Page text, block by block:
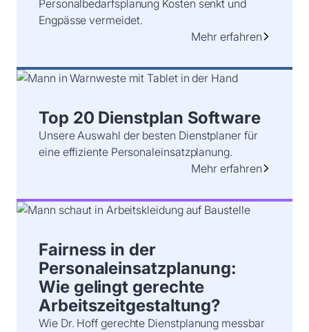
Personalbedarfsplanung Kosten senkt und
Engpässe vermeidet.
Mehr erfahren
Top 20 Dienstplan Software
Unsere Auswahl der besten Dienstplaner für
eine effiziente Personaleinsatzplanung.
Mehr erfahren
Fairness in der
Personaleinsatzplanung:
Wie gelingt gerechte
Arbeitszeitgestaltung?
Wie Dr. Hoff gerechte Dienstplanung messbar